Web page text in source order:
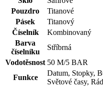
Pouzdro
Titanové
Pásek
Titanový
Číselník
Kombinovaný
Barva
číselníku
Stříbrná
Vodotěsnost 50 M/5 BAR
Funkce
Datum, Stopky,
Světové časy,